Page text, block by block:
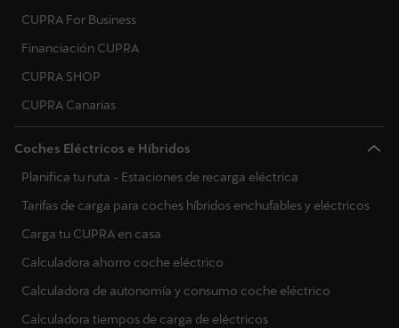
CUPRA For Business
Financiación CUPRA
CUPRA SHOP
CUPRA Canarias
Coches Eléctricos e Híbridos
Planifica tu ruta - Estaciones de recarga eléctrica
Tarifas de carga para coches híbridos enchufables y eléctricos
Carga tu CUPRA en casa
Calculadora ahorro coche eléctrico
Calculadora de autonomía y consumo coche eléctrico
Calculadora tiempos de carga de eléctricos